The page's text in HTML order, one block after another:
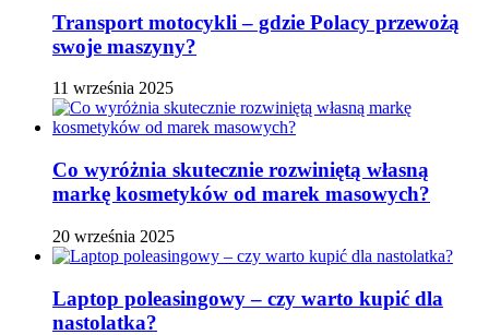
Transport motocykli – gdzie Polacy przewożą
swoje maszyny?
11 września 2025
Co wyróżnia skutecznie rozwiniętą własną
markę kosmetyków od marek masowych?
20 września 2025
Laptop poleasingowy – czy warto kupić dla
nastolatka?